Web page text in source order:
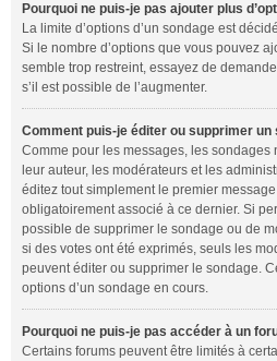
Pourquoi ne puis-je pas ajouter plus
La limite d’options d’un sondage est
Si le nombre d’options que vous pouvez
semble trop restreint, essayez de
s’il est possible de l’augmenter.
Comment puis-je éditer ou supprimer un
Comme pour les messages, les sondages
leur auteur, les modérateurs et les
éditez tout simplement le premier
obligatoirement associé à ce dernier. Si
possible de supprimer le sondage ou de
si des votes ont été exprimés, seuls les
peuvent éditer ou supprimer le sondage.
options d’un sondage en cours.
Pourquoi ne puis-je pas accéder à un
Certains forums peuvent être limités à